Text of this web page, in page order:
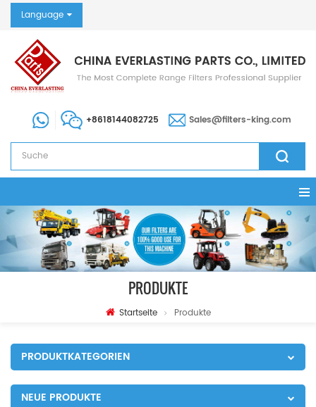
Language
+8618144082725 Sales@filters-king.com
PRODUKTE
Startseite Produkte
PRODUKTKATEGORIEN
NEUE PRODUKTE